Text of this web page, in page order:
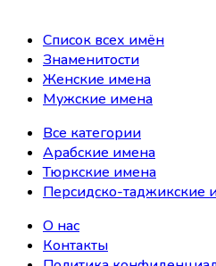
Список всех имён
Знаменитости
Женские имена
Мужские имена
Все категории
Арабские имена
Тюркские имена
Персидско-таджикские
О нас
Контакты